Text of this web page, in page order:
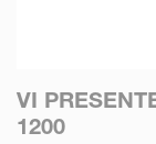
VI
1200